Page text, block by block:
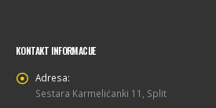
KONTAKT INFORMACIJE
Adresa:
Sestara Karmelićanki 11, Split